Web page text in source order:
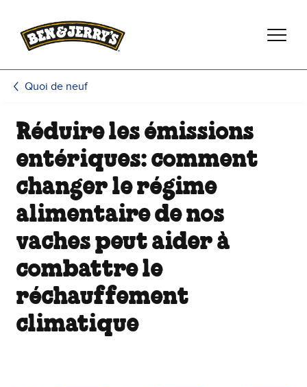
Quoi de neuf
Réduire les émissions
entériques: comment
changer le régime
alimentaire de nos
vaches peut aider à
combattre le
réchauffement
climatique